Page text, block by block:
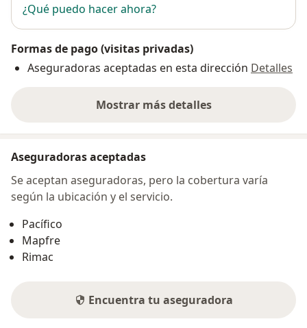
¿Qué puedo hacer ahora?
Formas de pago (visitas privadas)
Aseguradoras aceptadas en esta dirección Detalles
Mostrar más detalles
sobre la dirección
Aseguradoras aceptadas
Se aceptan aseguradoras, pero la cobertura varía
según la ubicación y el servicio.
Pacífico
Mapfre
Rimac
Encuentra tu aseguradora